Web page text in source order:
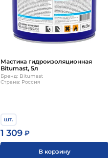
Мастика гидроизоляционная
Bitumast, 5л
Бренд: Bitumast
Страна: Россия
шт.
1 309 ₽
В корзину